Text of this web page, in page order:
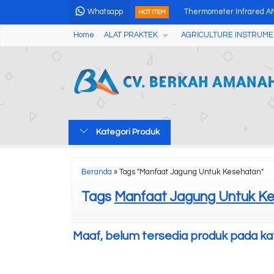
Whatsapp HOT ITEM Thermometer Infrared
Professional Colorful
Alat Analisis Air Portable
Home ALAT PRAKTEK AGRICULTURE
Kategori Produk
Beranda » Tags "Manfaat Jagung Untuk Kesehatan"
Tags Manfaat Jagung Untuk
Maaf, belum tersedia produk pada